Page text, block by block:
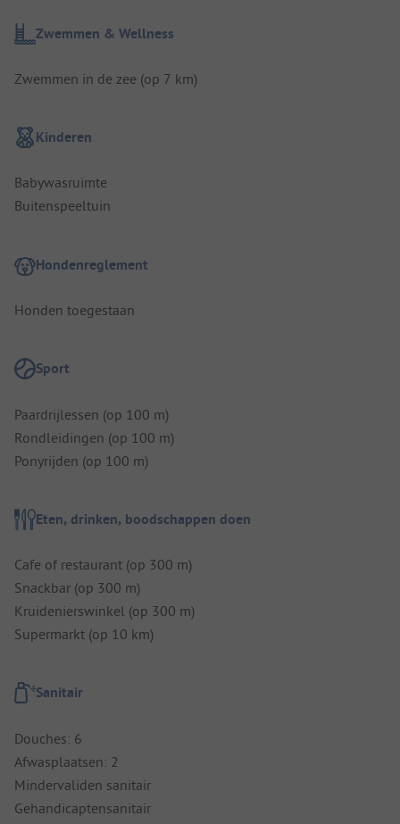
Zwemmen & Wellness
Zwemmen in de zee (op 7 km)
Kinderen
Babywasruimte
Buitenspeeltuin
Hondenreglement
Honden toegestaan
Sport
Paardrijlessen (op 100 m)
Rondleidingen (op 100 m)
Ponyrijden (op 100 m)
Eten, drinken, boodschappen doen
Cafe of restaurant (op 300 m)
Snackbar (op 300 m)
Kruidenierswinkel (op 300 m)
Supermarkt (op 10 km)
Sanitair
Douches: 6
Afwasplaatsen: 2
Mindervaliden sanitair
Gehandicaptensanitair